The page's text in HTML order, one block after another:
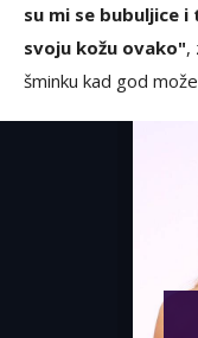
su mi se bubuljice
svoju kožu ovako",
šminku kad god